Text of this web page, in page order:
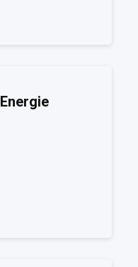
EASYCOMPLIANCE - Energie